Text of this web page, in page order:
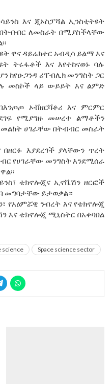
እና ጂኦስፓሻል ኢንስቲትዩት
በትብብር ለመስራት በሚያስችላቸው
ዋና ዳይሬክተር አብዲሳ ይልማ እና
ትሩፋቶች እና እየተከናወኑ ባሉ
ከየዑጋንዳ ሪፐብሊክ መንግስት ጋር
መስኮች ላይ ውይይት እና ልምድ
ኦቭዘርቫቶሪ እና ምርምር
የሚያግዙ መሠረተ ልማቶችን
ሀገራቸው በትብብር መስራት
እያደረገች ያላቸውን ጥረት
የሀገራቸው መንግስት እንደሚሰራ
ቴክኖሎጂና ኢኖቬሽን ዘርፎች
መግባታቸው ይታወቃል።
የአዕምሯዊ ንብረት እና የቴክኖሎጂ
እና ቴክኖሎጂ ሚኒስትር በአቀባበል
science Space science sector